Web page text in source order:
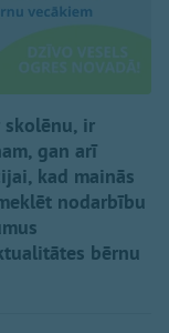
ir
gan arī
kad mainās
nodarbību
bērnu